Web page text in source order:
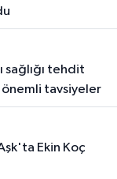
tavsiyeler